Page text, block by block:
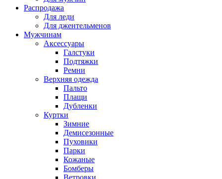
Распродажа
Для леди
Для джентельменов
Мужчинам
Аксессуары
Галстуки
Подтяжки
Ремни
Верхняя одежда
Пальто
Плащи
Дубленки
Куртки
Зимние
Демисезонные
Пуховики
Парки
Кожаные
Бомберы
Ветровки